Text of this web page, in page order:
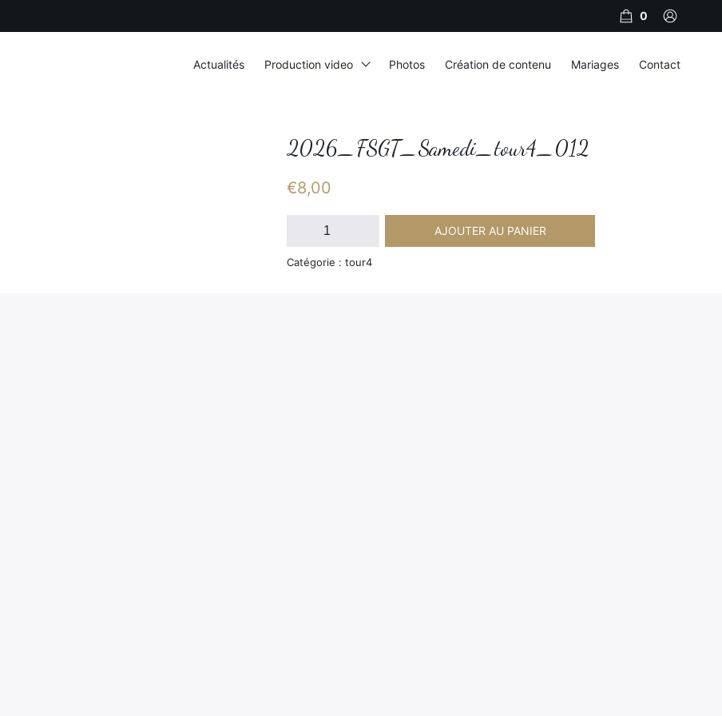
2026_FSGT_Samedi_tour4_012
€8,00
quantité
2026_FSGT_Samedi_tour4_012
AJOUTER AU PANIER
Catégorie : tour4
0
Actualités Production video Photos Création de contenu Mariages Contact